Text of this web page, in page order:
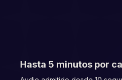
Hasta 5 minutos por